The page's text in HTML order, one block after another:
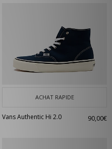
ACHAT RAPIDE
Vans Authentic Hi 2.0 90,00€